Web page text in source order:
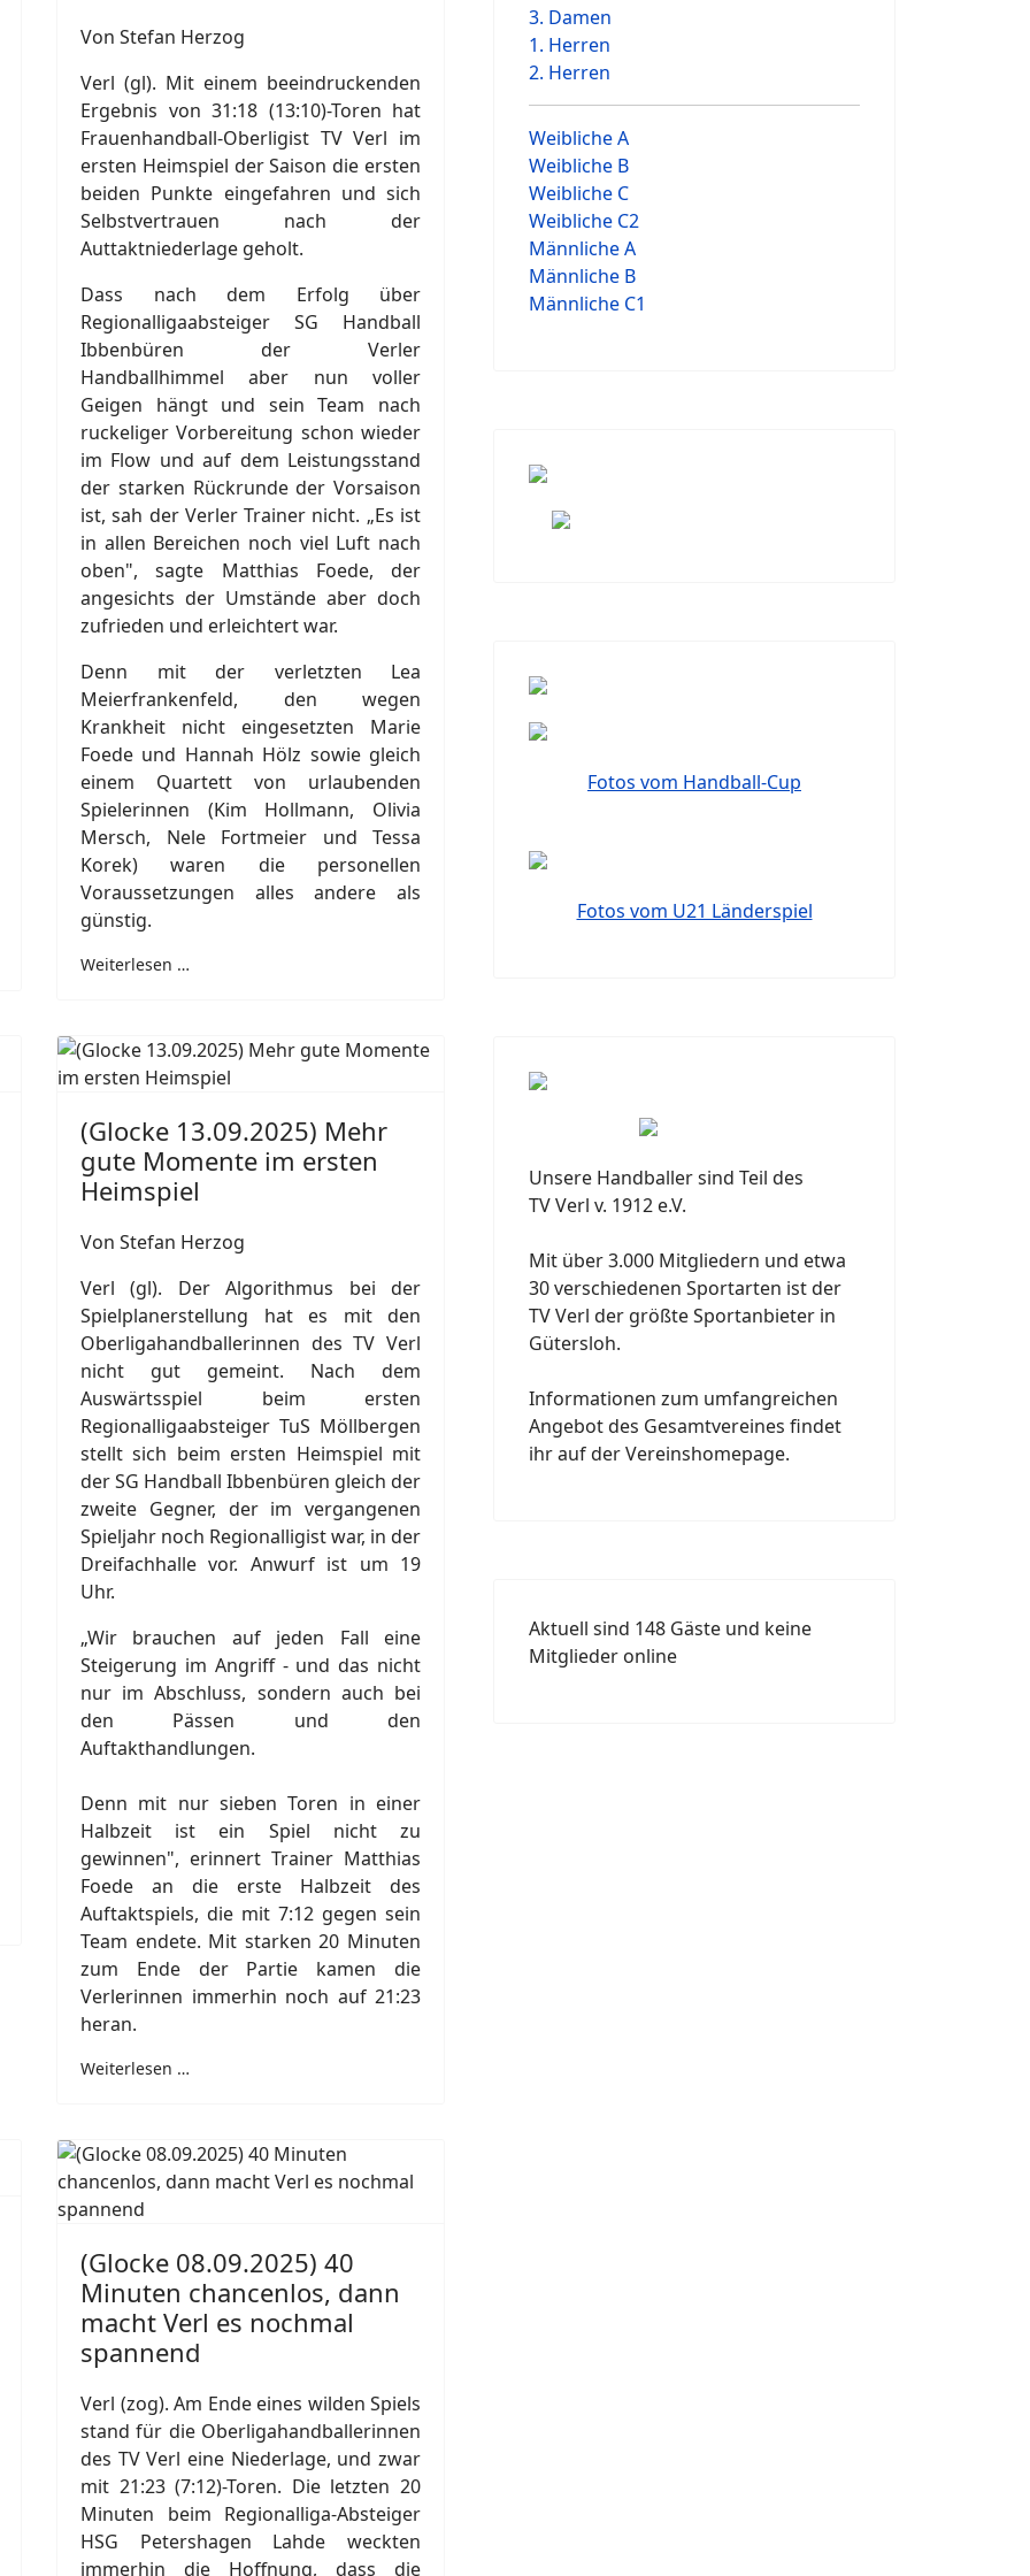
Von Stefan Herzog
Verl (gl). Mit einem beeindruckenden
Ergebnis von 31:18 (13:10)-Toren hat
Frauenhandball-Oberligist TV Verl im
ersten Heimspiel der Saison die ersten
beiden Punkte eingefahren und sich
Selbstvertrauen nach der
Auttaktniederlage geholt.
Dass nach dem Erfolg über
Regionalligaabsteiger SG Handball
Ibbenbüren der Verler
Handballhimmel aber nun voller
Geigen hängt und sein Team nach
ruckeliger Vorbereitung schon wieder
im Flow und auf dem Leistungsstand
der starken Rückrunde der Vorsaison
ist, sah der Verler Trainer nicht. „Es ist
in allen Bereichen noch viel Luft nach
oben", sagte Matthias Foede, der
angesichts der Umstände aber doch
zufrieden und erleichtert war.
Denn mit der verletzten Lea
Meierfrankenfeld, den wegen
Krankheit nicht eingesetzten Marie
Foede und Hannah Hölz sowie gleich
einem Quartett von urlaubenden
Spielerinnen (Kim Hollmann, Olivia
Mersch, Nele Fortmeier und Tessa
Korek) waren die personellen
Voraussetzungen alles andere als
günstig.
Weiterlesen …
(Glocke 13.09.2025) Mehr
gute Momente im ersten
Heimspiel
Von Stefan Herzog
Verl (gl). Der Algorithmus bei der
Spielplanerstellung hat es mit den
Oberligahandballerinnen des TV Verl
nicht gut gemeint. Nach dem
Auswärtsspiel beim ersten
Regionalligaabsteiger TuS Möllbergen
stellt sich beim ersten Heimspiel mit
der SG Handball Ibbenbüren gleich der
zweite Gegner, der im vergangenen
Spieljahr noch Regionalligist war, in der
Dreifachhalle vor. Anwurf ist um 19
Uhr.
„Wir brauchen auf jeden Fall eine
Steigerung im Angriff - und das nicht
nur im Abschluss, sondern auch bei
den Pässen und den
Auftakthandlungen.
Denn mit nur sieben Toren in einer
Halbzeit ist ein Spiel nicht zu
gewinnen", erinnert Trainer Matthias
Foede an die erste Halbzeit des
Auftaktspiels, die mit 7:12 gegen sein
Team endete. Mit starken 20 Minuten
zum Ende der Partie kamen die
Verlerinnen immerhin noch auf 21:23
heran.
Weiterlesen …
(Glocke 08.09.2025) 40
Minuten chancenlos, dann
macht Verl es nochmal
spannend
Verl (zog). Am Ende eines wilden Spiels
stand für die Oberligahandballerinnen
des TV Verl eine Niederlage, und zwar
mit 21:23 (7:12)-Toren. Die letzten 20
Minuten beim Regionalliga-Absteiger
HSG Petershagen Lahde weckten
immerhin die Hoffnung, dass die
3. Damen
1. Herren
2. Herren
Weibliche A
Weibliche B
Weibliche C
Weibliche C2
Männliche A
Männliche B
Männliche C1
Fotos vom Handball-Cup
Fotos vom U21 Länderspiel
Unsere Handballer sind Teil des
TV Verl v. 1912 e.V.
Mit über 3.000 Mitgliedern und etwa
30 verschiedenen Sportarten ist der
TV Verl der größte Sportanbieter in
Gütersloh.
Informationen zum umfangreichen
Angebot des Gesamtvereines findet
ihr auf der Vereinshomepage.
Aktuell sind 148 Gäste und keine
Mitglieder online